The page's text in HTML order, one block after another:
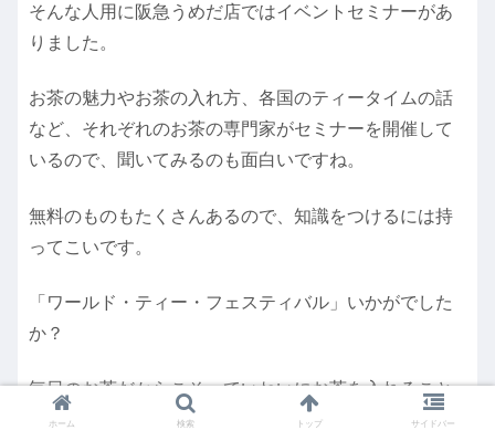
そんな人用に阪急うめだ店ではイベントセミナーがあ
りました。
お茶の魅力やお茶の入れ方、各国のティータイムの話
など、それぞれのお茶の専門家がセミナーを開催して
いるので、聞いてみるのも面白いですね。
無料のものもたくさんあるので、知識をつけるには持
ってこいです。
「ワールド・ティー・フェスティバル」いかがでした
か？
毎日のお茶だからこそ、ていねいにお茶を入れること
で、豊かな暮らしとつながっていくのでしょうね。
ホーム 検索 トップ サイドバー